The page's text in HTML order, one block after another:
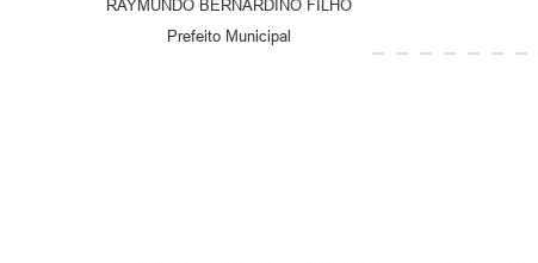
RAYMUNDO BERNARDINO FILHO
Prefeito Municipal